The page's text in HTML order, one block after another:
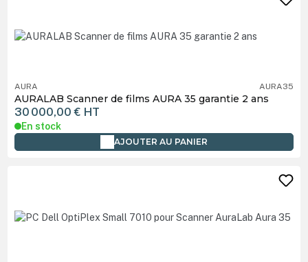
AURA AURA35
AURALAB Scanner de films AURA 35 garantie 2 ans
30 000,00 € HT
En stock
AJOUTER AU PANIER